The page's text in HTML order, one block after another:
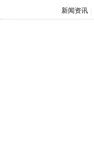
新闻资讯